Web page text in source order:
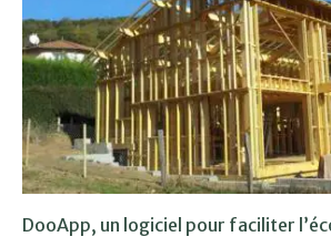
DooApp, un logiciel pour faciliter